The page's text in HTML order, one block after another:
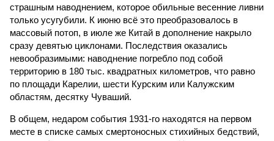
страшным наводнением, которое обильные весенние ливни
только усугубили. К июню всё это преобразовалось в
массовый потоп, в июле же Китай в дополнение накрыло
сразу девятью циклонами. Последствия оказались
невообразимыми: наводнение погребло под собой
территорию в 180 тыс. квадратных километров, что равно
по площади Карелии, шести Курским или Калужским
областям, десятку Чуваший.
В общем, недаром события 1931-го находятся на первом
месте в списке самых смертоносных стихийных бедствий,